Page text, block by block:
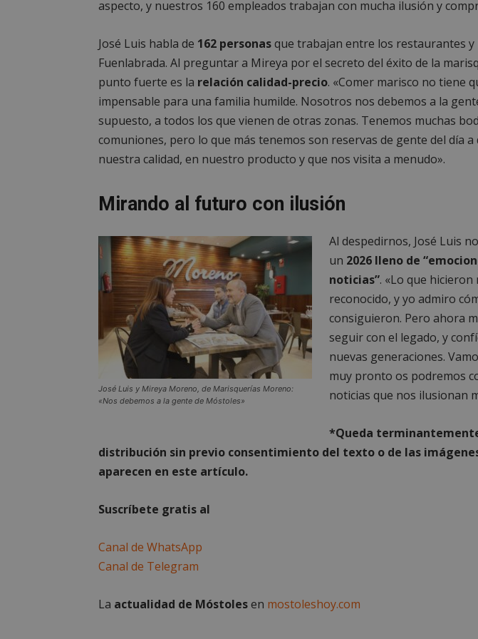
aspecto, y nuestros 160 empleados trabajan con mucha ilusión y
José Luis habla de 162 personasque trabajan entre los restaurantes y
Fuenlabrada. Al preguntar a Mireya por el secreto del éxito de la
punto fuerte es la relación calidad-precio. «Comer marisco no tiene
impensable para una familia humilde. Nosotros nos debemos a la
supuesto, a todos los que vienen de otras zonas. Tenemos muchas
comuniones, pero lo que más tenemos son reservas de gente del día a
nuestra calidad, en nuestro producto y que nos visita a menudo».
Mirando al futuro con ilusión
José Luis y Mireya Moreno, de Marisquerías Moreno:
«Nos debemos a la gente de Móstoles»
Al despedirnos, José Luis
un 2026 lleno de
noticias”. «Lo que
reconocido, y yo admiro
consiguieron. Pero ahora
seguir con el legado, y
nuevas generaciones.
muy pronto os podremos
noticias que nos ilusionan
*Queda
distribución sin previo consentimiento del texto o de las
aparecen en este artículo.
Suscríbete gratis al
Canal de WhatsApp
Canal de Telegram
La actualidad de Móstolesen mostoleshoy.com
__cf_bm
Cloudflare Inc.
29
CookieScriptConsent
CookieScript
mostoleshoy.com
4
__cf_bm
Cloudflare Inc.
29
msToken
cf_clearance
Cloudflare, Inc.
.alcorconhoy.com
1
wpjm-stat-job_view_unique_99537
wpjm-stat-job_view_unique_99381